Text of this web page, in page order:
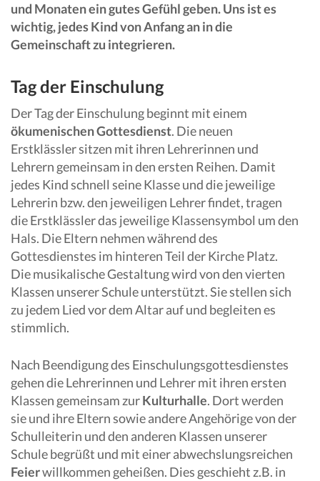
und Monaten ein gutes Gefühl geben. Uns ist es
wichtig, jedes Kind von Anfang an in die
Gemeinschaft zu integrieren.
Tag der Einschulung
Der Tag der Einschulung beginnt mit einem
ökumenischen Gottesdienst. Die neuen
Erstklässler sitzen mit ihren Lehrerinnen und
Lehrern gemeinsam in den ersten Reihen. Damit
jedes Kind schnell seine Klasse und die jeweilige
Lehrerin bzw. den jeweiligen Lehrer findet, tragen
die Erstklässler das jeweilige Klassensymbol um den
Hals. Die Eltern nehmen während des
Gottesdienstes im hinteren Teil der Kirche Platz.
Die musikalische Gestaltung wird von den vierten
Klassen unserer Schule unterstützt. Sie stellen sich
zu jedem Lied vor dem Altar auf und begleiten es
stimmlich.
Nach Beendigung des Einschulungsgottesdienstes
gehen die Lehrerinnen und Lehrer mit ihren ersten
Klassen gemeinsam zurKulturhalle. Dort werden
sie und ihre Eltern sowie andere Angehörige von der
Schulleiterin und den anderen Klassen unserer
Schule begrüßt und mit einer abwechslungsreichen
Feierwillkommen geheißen. Dies geschieht z.B. in